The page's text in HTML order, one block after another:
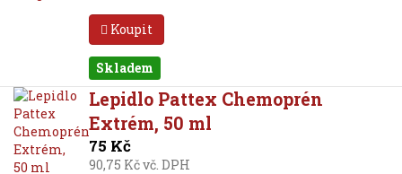
Koupit
Skladem
Lepidlo Pattex Chemoprén
Extrém, 50 ml
75 Kč
90,75 Kč vč. DPH